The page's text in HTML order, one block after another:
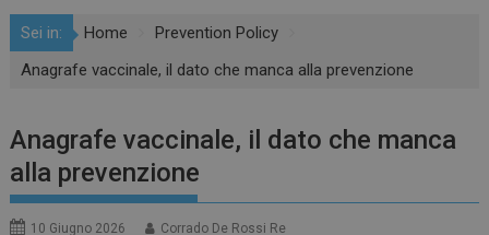
Sei in: Home
Prevention Policy
Anagrafe vaccinale, il dato che manca alla prevenzione
Anagrafe vaccinale, il dato che manca
alla prevenzione
10 Giugno 2026 Corrado De Rossi Re